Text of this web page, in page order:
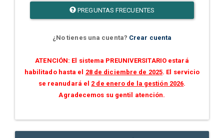
PREGUNTAS FRECUENTES
¿No tienes una cuenta? Crear cuenta
ATENCIÓN: El sistema PREUNIVERSITARIO estará
habilitado hasta el 28 de diciembre de 2025. El servicio
se reanudará el 2 de enero de la gestión 2026.
Agradecemos su gentil atención.